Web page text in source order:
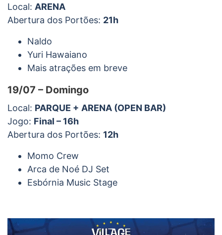
Local: ARENA
Abertura dos Portões: 21h
Naldo
Yuri Hawaiano
Mais atrações em breve
19/07 – Domingo
Local: PARQUE + ARENA (OPEN BAR)
Jogo: Final – 16h
Abertura dos Portões: 12h
Momo Crew
Arca de Noé DJ Set
Esbórnia Music Stage